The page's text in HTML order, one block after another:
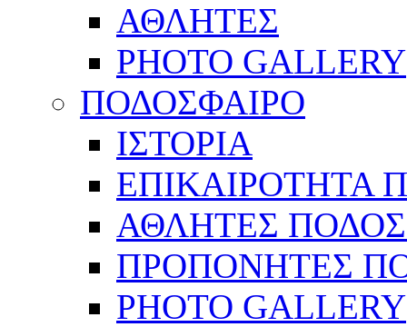
ΑΘΛΗΤΕΣ
PHOTO GALLERY
ΠΟΔΟΣΦΑΙΡΟ
ΙΣΤΟΡΙΑ
ΕΠΙΚΑΙΡΟΤΗΤΑ
ΑΘΛΗΤΕΣ
ΠΡΟΠΟΝΗΤΕΣ
PHOTO GALLERY